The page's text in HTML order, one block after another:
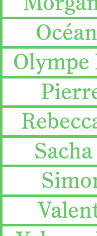
Olympe